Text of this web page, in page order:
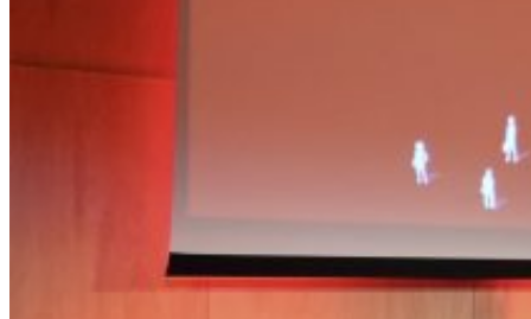
Somos por y para las personas. Descubre
Fundación